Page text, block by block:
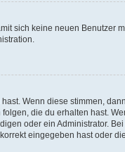
sich keine neuen
Wenn diese stimmen,
die du erhalten hast.
oder ein Administrator.
eingegeben hast oder